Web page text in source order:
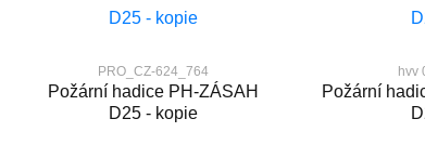
PRO_CZ-624_764
Požární hadice PH-ZÁSAH
D25 - kopie
hvv
Požární